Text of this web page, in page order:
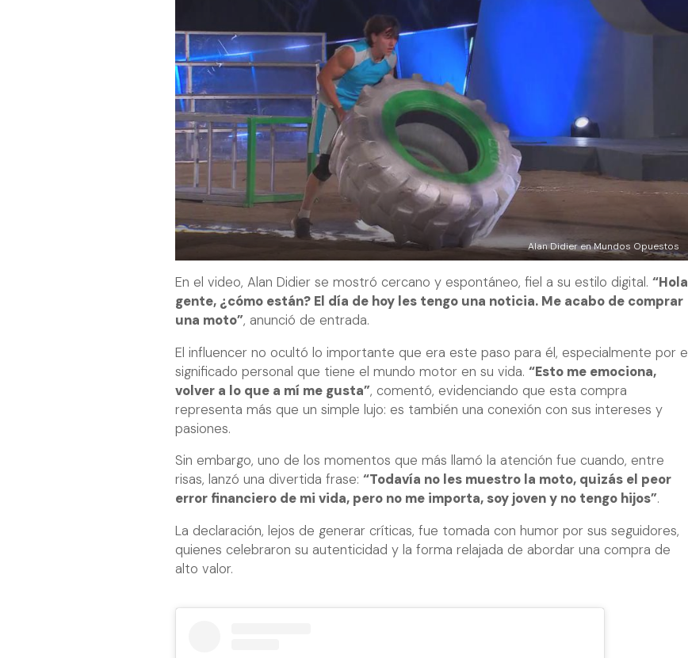
Alan Didier en Mundos Opuestos
En el video, Alan Didier se mostró cercano y espontáneo, fiel a su estilo digital. “Hola
gente, ¿cómo están? El día de hoy les tengo una noticia. Me acabo de comprar
una moto”, anunció de entrada.
El influencer no ocultó lo importante que era este paso para él, especialmente por el
significado personal que tiene el mundo motor en su vida. “Esto me emociona,
volver a lo que a mí me gusta”, comentó, evidenciando que esta compra
representa más que un simple lujo: es también una conexión con sus intereses y
pasiones.
Sin embargo, uno de los momentos que más llamó la atención fue cuando, entre
risas, lanzó una divertida frase: “Todavía no les muestro la moto, quizás el peor
error financiero de mi vida, pero no me importa, soy joven y no tengo hijos”.
La declaración, lejos de generar críticas, fue tomada con humor por sus seguidores,
quienes celebraron su autenticidad y la forma relajada de abordar una compra de
alto valor.